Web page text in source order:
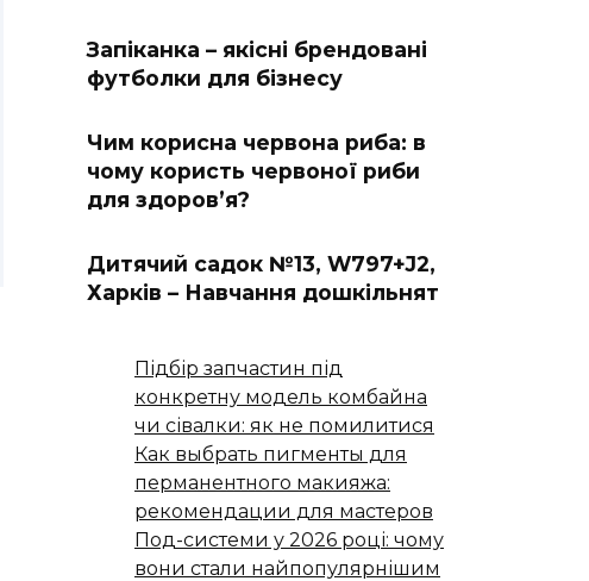
Запіканка – якісні брендовані
футболки для бізнесу
Чим корисна червона риба: в
чому користь червоної риби
для здоров’я?
Дитячий садок №13, W797+J2,
Харків – Навчання дошкільнят
Підбір запчастин під
конкретну модель комбайна
чи сівалки: як не помилитися
Как выбрать пигменты для
перманентного макияжа:
рекомендации для мастеров
Под-системи у 2026 році: чому
вони стали найпопулярнішим